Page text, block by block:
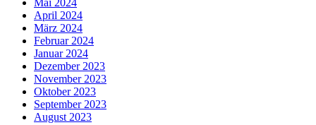
Mai 2024
April 2024
März 2024
Februar 2024
Januar 2024
Dezember 2023
November 2023
Oktober 2023
September 2023
August 2023